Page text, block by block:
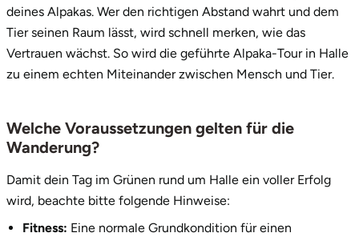
deines Alpakas. Wer den richtigen Abstand wahrt und dem
Tier seinen Raum lässt, wird schnell merken, wie das
Vertrauen wächst. So wird die geführte Alpaka-Tour in Halle
zu einem echten Miteinander zwischen Mensch und Tier.
Welche Voraussetzungen gelten für die
Wanderung?
Damit dein Tag im Grünen rund um Halle ein voller Erfolg
wird, beachte bitte folgende Hinweise:
Fitness: Eine normale Grundkondition für einen
Vorpommern-Greifswald
Vorpommern-Rügen
Wertach
Witten